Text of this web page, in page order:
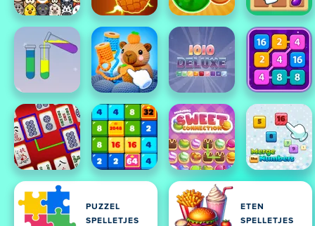
PUZZEL
SPELLETJES
ETEN
SPELLETJES